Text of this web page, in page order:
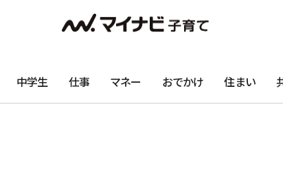
中学生 仕事 マネー おでかけ 住まい